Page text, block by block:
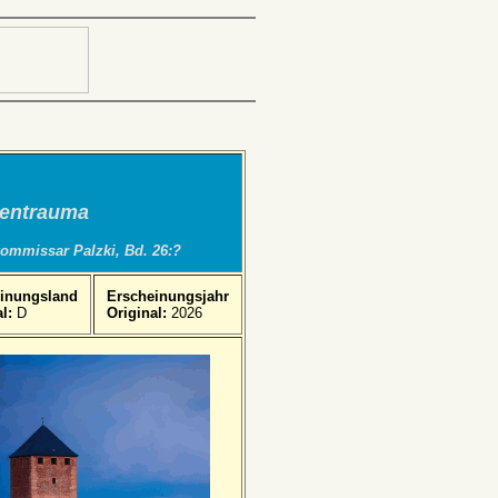
Palzki, Bd. 26:?
D
Erscheinungsjahr
Original: 2026